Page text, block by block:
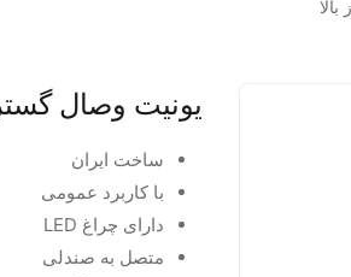
یونیت وصال گستر مدل 1400
ساخت ایران
با کاربرد عمومی
دارای چراغ LED
متصل به صندلی